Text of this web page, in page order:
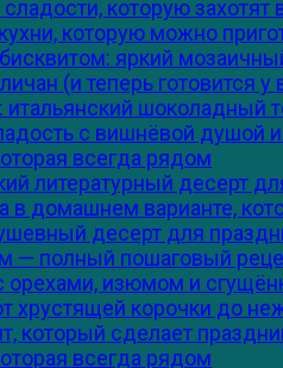
которую захотят
которую можно
яркий
(и теперь готовится у
шоколадный
с вишнёвой
всегда рядом
литературный десерт
в домашнем варианте,
десерт для
— полный пошаговый
орехами, изюмом и
хрустящей корочки до
который сделает
всегда рядом